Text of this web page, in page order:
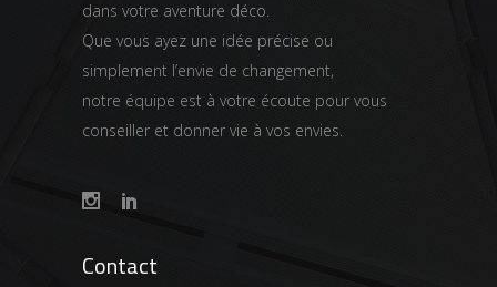
dans votre aventure déco.
Que vous ayez une idée précise ou
simplement l’envie de changement,
notre équipe est à votre écoute pour vous
conseiller et donner vie à vos envies.
Contact